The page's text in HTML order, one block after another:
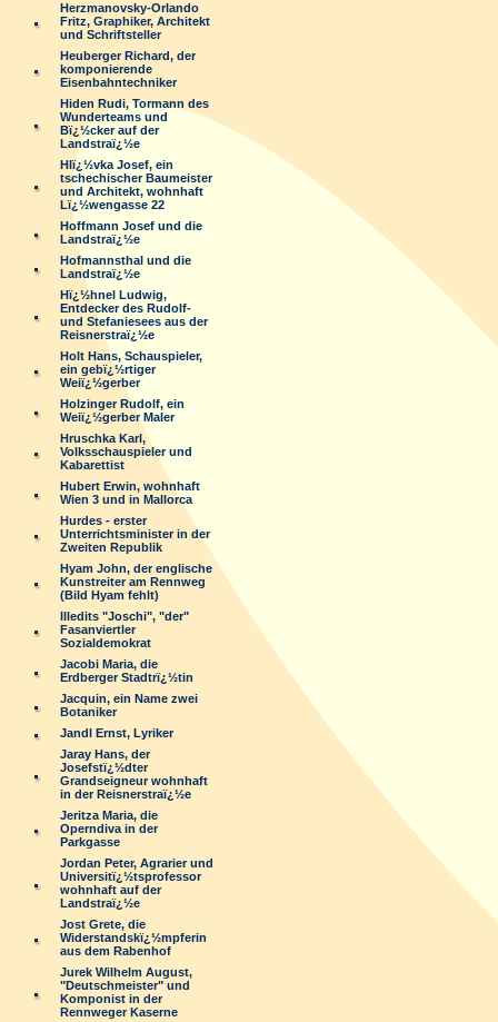
Herzmanovsky-Orlando
Fritz, Graphiker, Architekt
und Schriftsteller
Heuberger Richard, der
komponierende
Eisenbahntechniker
Hiden Rudi, Tormann des
Wunderteams und
Bï¿½cker auf der
Landstraï¿½e
Hlï¿½vka Josef, ein
tschechischer Baumeister
und Architekt, wohnhaft
Lï¿½wengasse 22
Hoffmann Josef und die
Landstraï¿½e
Hofmannsthal und die
Landstraï¿½e
Hï¿½hnel Ludwig,
Entdecker des Rudolf-
und Stefaniesees aus der
Reisnerstraï¿½e
Holt Hans, Schauspieler,
ein gebï¿½rtiger
Weiï¿½gerber
Holzinger Rudolf, ein
Weiï¿½gerber Maler
Hruschka Karl,
Volksschauspieler und
Kabarettist
Hubert Erwin, wohnhaft
Wien 3 und in Mallorca
Hurdes - erster
Unterrichtsminister in der
Zweiten Republik
Hyam John, der englische
Kunstreiter am Rennweg
(Bild Hyam fehlt)
Illedits "Joschi", "der"
Fasanviertler
Sozialdemokrat
Jacobi Maria, die
Erdberger Stadtrï¿½tin
Jacquin, ein Name zwei
Botaniker
Jandl Ernst, Lyriker
Jaray Hans, der
Josefstï¿½dter
Grandseigneur wohnhaft
in der Reisnerstraï¿½e
Jeritza Maria, die
Operndiva in der
Parkgasse
Jordan Peter, Agrarier und
Universitï¿½tsprofessor
wohnhaft auf der
Landstraï¿½e
Jost Grete, die
Widerstandskï¿½mpferin
aus dem Rabenhof
Jurek Wilhelm August,
"Deutschmeister" und
Komponist in der
Rennweger Kaserne